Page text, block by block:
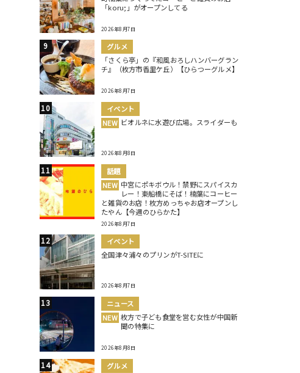
「koru;」がオープンしてる
2026年8月7日
グルメ
「さくら亭」の『和風おろしハンバーグラン
チ』（枚方市香里ケ丘）【ひらつーグルメ】
2026年8月7日
イベント
NEW ビオルネに水遊び広場。スライダーも
2026年8月8日
話題
NEW 中宮にポキボウル！禁野にスパイスカ
レー！東船橋にそば！楠葉にコーヒー
と雑貨のお店！枚方めっちゃお店オープンし
たやん【今週のひらかた】
2026年8月7日
イベント
全国津々浦々のプリンがT-SITEに
2026年8月7日
ニュース
NEW 枚方で子ども食堂を営む女性が中国新
聞の特集に
2026年8月8日
グルメ